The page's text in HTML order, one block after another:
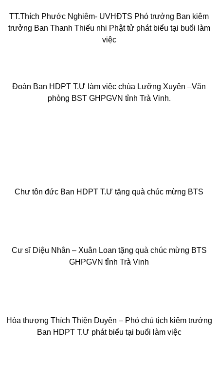
TT.Thích Phước Nghiêm- UVHĐTS Phó trưởng Ban kiêm
trưởng Ban Thanh Thiếu nhi Phật tử phát biểu tại buổi làm
việc
Đoàn Ban HDPT T.Ư làm việc chùa Lưỡng Xuyên –Văn
phòng BST GHPGVN tỉnh Trà Vinh.
Chư tôn đức Ban HDPT T.Ư tặng quà chúc mừng BTS
Cư sĩ Diệu Nhân – Xuân Loan tặng quà chúc mừng BTS
GHPGVN tỉnh Trà Vinh
Hòa thượng Thích Thiện Duyên – Phó chủ tịch kiêm trưởng
Ban HDPT T.Ư phát biểu tại buổi làm việc